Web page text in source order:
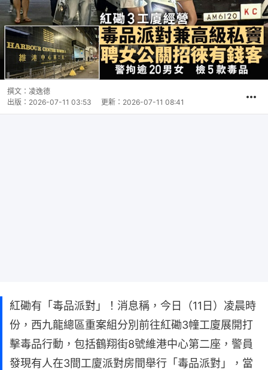
撰文： 凌逸德
出版： 2026-07-11 03:53 更新： 2026-07-11 08:41
紅磡有「毒品派對」！消息稱，今日（11日）凌晨時
份，西九龍總區重案組分別前往紅磡3幢工廈展開打
擊毒品行動，包括鶴翔街8號維港中心第二座，警員
發現有人在3間工廈派對房間舉行「毒品派對」，當